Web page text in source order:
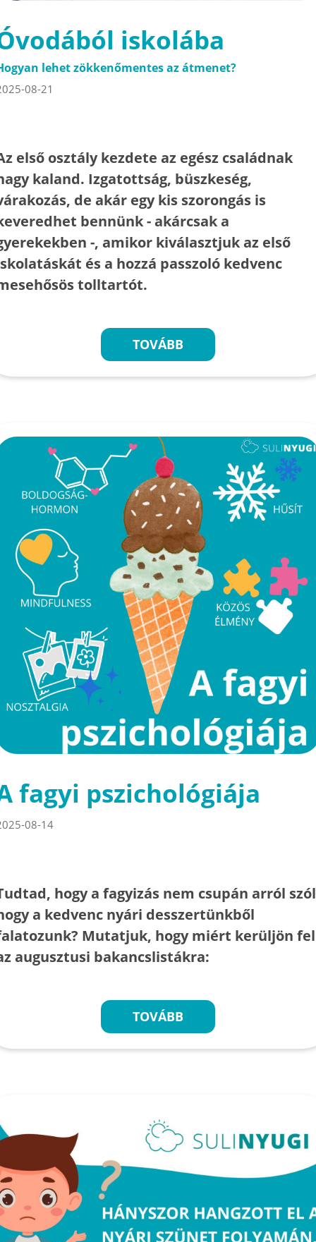
iskolába
lehet zökkenőmentes az átmenet?
08-21
első osztály kezdete az egész családnak
kaland. Izgatottság, büszkeség,
de akár egy kis szorongás is
bennünk - akárcsak a
-, amikor kiválasztjuk az első
és a hozzá passzoló kedvenc
tolltartót.
TOVÁBB
fagyi pszichológiája
08-14
hogy a fagyizás nem csupán arról
a kedvenc nyári desszertünkből
Mutatjuk, hogy miért kerüljön fel
augusztusi bakancslistákra:
TOVÁBB